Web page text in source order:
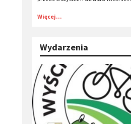
Więcej...
Wydarzenia